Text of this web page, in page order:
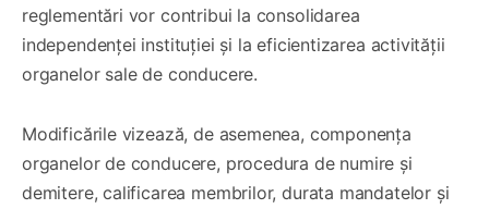
reglementări vor contribui la consolidarea
independenței instituției și la eficientizarea activității
organelor sale de conducere.
Modificările vizează, de asemenea, componența
organelor de conducere, procedura de numire și
demitere, calificarea membrilor, durata mandatelor și